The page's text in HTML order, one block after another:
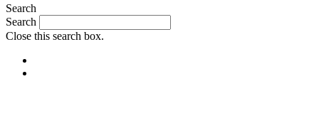
Search
Search
Close this search box.